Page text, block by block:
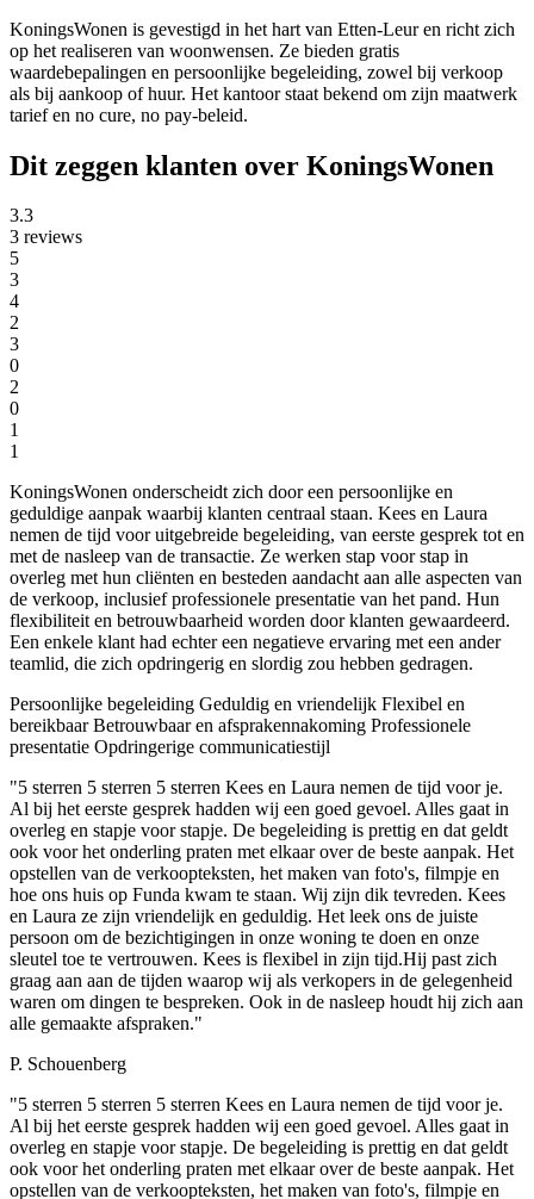
KoningsWonen is gevestigd in het hart van Etten-Leur en richt zich
op het realiseren van woonwensen. Ze bieden gratis
waardebepalingen en persoonlijke begeleiding, zowel bij verkoop
als bij aankoop of huur. Het kantoor staat bekend om zijn maatwerk
tarief en no cure, no pay-beleid.
Dit zeggen klanten over KoningsWonen
3.3
3 reviews
5
3
4
2
3
0
2
0
1
1
KoningsWonen onderscheidt zich door een persoonlijke en
geduldige aanpak waarbij klanten centraal staan. Kees en Laura
nemen de tijd voor uitgebreide begeleiding, van eerste gesprek tot en
met de nasleep van de transactie. Ze werken stap voor stap in
overleg met hun cliënten en besteden aandacht aan alle aspecten van
de verkoop, inclusief professionele presentatie van het pand. Hun
flexibiliteit en betrouwbaarheid worden door klanten gewaardeerd.
Een enkele klant had echter een negatieve ervaring met een ander
teamlid, die zich opdringerig en slordig zou hebben gedragen.
Persoonlijke begeleiding Geduldig en vriendelijk Flexibel en
bereikbaarBetrouwbaar en afsprakennakoming Professionele
presentatie Opdringerige communicatiestijl
"5 sterren 5 sterren 5 sterren Kees en Laura nemen de tijd voor je.
Al bij het eerste gesprek hadden wij een goed gevoel. Alles gaat in
overleg en stapje voor stapje. De begeleiding is prettig en dat geldt
ook voor het onderling praten met elkaar over de beste aanpak. Het
opstellen van de verkoopteksten, het maken van foto's, filmpje en
hoe ons huis op Funda kwam te staan. Wij zijn dik tevreden. Kees
en Laura ze zijn vriendelijk en geduldig. Het leek ons de juiste
persoon om de bezichtigingen in onze woning te doen en onze
sleutel toe te vertrouwen. Kees is flexibel in zijn tijd.Hij past zich
graag aan aan de tijden waarop wij als verkopers in de gelegenheid
waren om dingen te bespreken. Ook in de nasleep houdt hij zich aan
alle gemaakte afspraken."
P. Schouenberg
"5 sterren 5 sterren 5 sterren Kees en Laura nemen de tijd voor je.
Al bij het eerste gesprek hadden wij een goed gevoel. Alles gaat in
overleg en stapje voor stapje. De begeleiding is prettig en dat geldt
ook voor het onderling praten met elkaar over de beste aanpak. Het
opstellen van de verkoopteksten, het maken van foto's, filmpje en